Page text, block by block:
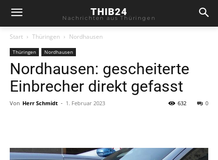
THIB24
Nachrichten aus Thüringen
Start Thüringen Nordhausen
Thüringen Nordhausen
Nordhausen: gescheiterte
Einbrecher direkt gefasst
Von Herr Schmidt - 1. Februar 2023 0
632